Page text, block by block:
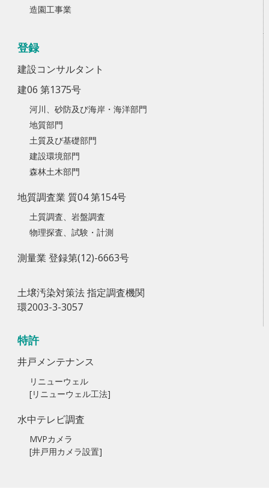
造園工事業
登録
建設コンサルタント
建06 第1375号
河川、砂防及び海岸・海洋部門
地質部門
土質及び基礎部門
建設環境部門
森林土木部門
地質調査業 質04 第154号
土質調査、岩盤調査
物理探査、試験・計測
測量業 登録第(12)-6663号
土壌汚染対策法 指定調査機関
環2003-3-3057
特許
井戸メンテナンス
リニューウェル
[リニューウェル工法]
水中テレビ調査
MVPカメラ
[井戸用カメラ設置]